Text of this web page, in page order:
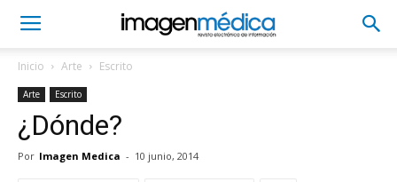
Inicio Arte Escrito
Arte Escrito
¿Dónde?
Por Imagen Medica - 10 junio, 2014